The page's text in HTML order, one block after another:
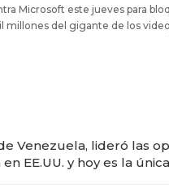
Microsoft este jueves para
millones del gigante de los
Venezuela, lideró las
EE.UU. y hoy es la